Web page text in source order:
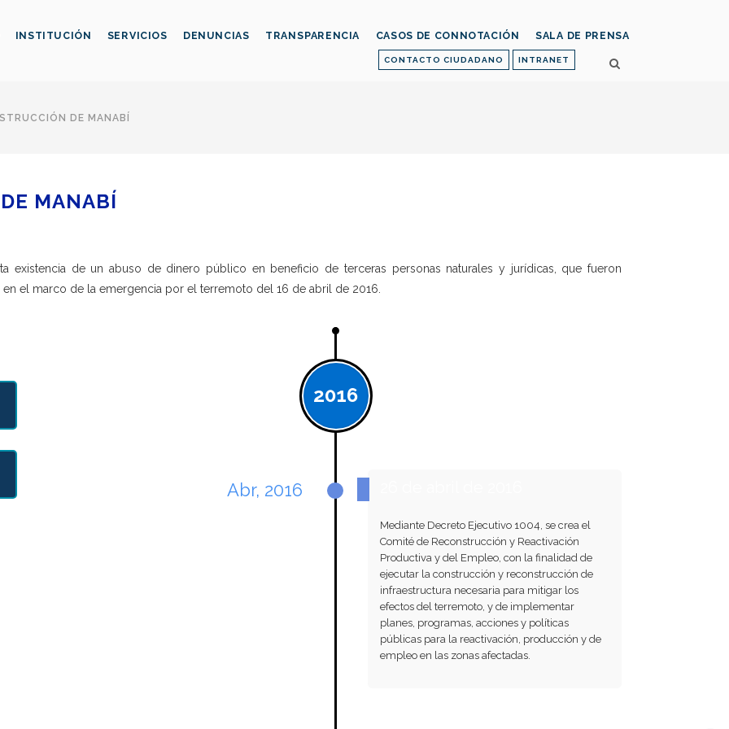
CONTACTO CIUDADANO INTRANET
INSTITUCIÓN SERVICIOS DENUNCIAS TRANSPARENCIA CASOS DE CONNOTACIÓN SALA DE PRENSA
DE MANABÍ
MANABÍ
existencia de un abuso de dinero público en beneficio de terceras personas naturales y jurídicas, que fueron
el marco de la emergencia por el terremoto del 16 de abril de 2016.
2016
Abr, 2016
Mediante Decreto Ejecutivo 1004, se crea el
Comité de Reconstrucción y Reactivación
Productiva y del Empleo, con la finalidad de
ejecutar la construcción y reconstrucción de
infraestructura necesaria para mitigar los
efectos del terremoto, y de implementar
planes, programas, acciones y políticas
públicas para la reactivación, producción y de
empleo en las zonas afectadas.